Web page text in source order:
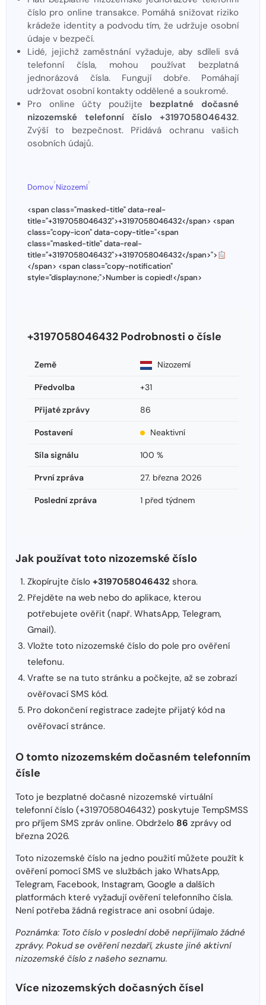
číslo pro online transakce. Pomáhá snižovat riziko
krádeže identity a podvodu tím, že udržuje osobní
údaje v bezpečí.
Lidé, jejichž zaměstnání vyžaduje, aby sdíleli svá
telefonní čísla, mohou používat bezplatná
jednorázová čísla. Fungují dobře. Pomáhají
udržovat osobní kontakty oddělené a soukromé.
Pro online účty použijte bezplatné dočasné
nizozemské telefonní číslo +3197058046432.
Zvýší to bezpečnost. Přidává ochranu vašich
osobních údajů.
Domov
›
Nizozemí
›
<span class="masked-title" data-real-
title="+3197058046432">+3197058046432</span> <span
class="copy-icon" data-copy-title="<span
class="masked-title" data-real-
title="+3197058046432">+3197058046432</span>">
</span> <span class="copy-notification"
style="display:none;">Number is copied!</span>
+3197058046432 Podrobnosti o čísle
Země Nizozemí
Předvolba +31
Přijaté zprávy 86
Postavení Neaktivní
Síla signálu 100 %
První zpráva 27. března 2026
Poslední zpráva 1 před týdnem
Jak používat toto nizozemské číslo
Zkopírujte číslo +3197058046432 shora.
Přejděte na web nebo do aplikace, kterou
potřebujete ověřit (např. WhatsApp, Telegram,
Gmail).
Vložte toto nizozemské číslo do pole pro ověření
telefonu.
Vraťte se na tuto stránku a počkejte, až se zobrazí
ověřovací SMS kód.
Pro dokončení registrace zadejte přijatý kód na
ověřovací stránce.
O tomto nizozemském dočasném telefonním
čísle
Toto je bezplatné dočasné nizozemské virtuální
telefonní číslo (+3197058046432) poskytuje TempSMSS
pro příjem SMS zpráv online. Obdrželo 86 zprávy od
března 2026.
Toto nizozemské číslo na jedno použití můžete použít k
ověření pomocí SMS ve službách jako WhatsApp,
Telegram, Facebook, Instagram, Google a dalších
platformách které vyžadují ověření telefonního čísla.
Není potřeba žádná registrace ani osobní údaje.
Poznámka: Toto číslo v poslední době nepřijímalo žádné
zprávy. Pokud se ověření nezdaří, zkuste jiné aktivní
nizozemské číslo z našeho seznamu.
Více nizozemských dočasných čísel